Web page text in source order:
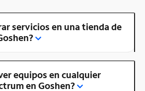
servicios en una tienda de
equipos en cualquier
en Goshen?